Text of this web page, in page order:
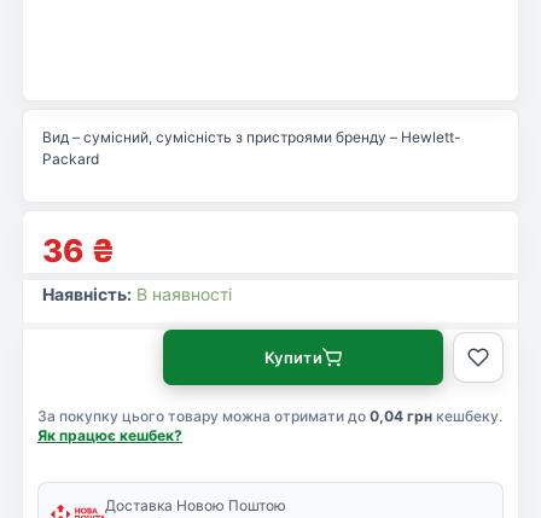
36 ₴
Вид – сумісний, сумісність з пристроями бренду – Hewlett-
Packard
Наявність: В наявності
За покупку цього товару можна отримати до 0,04 грн кешбеку.
Як працює кешбек?
Купити
Доставка Новою Поштою